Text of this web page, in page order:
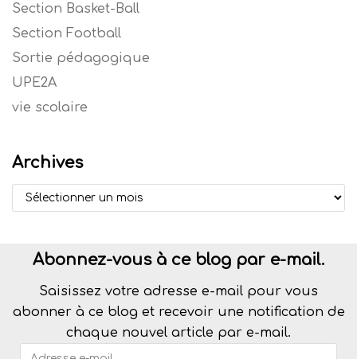
Section Basket-Ball
Section Football
Sortie pédagogique
UPE2A
vie scolaire
Archives
Abonnez-vous à ce blog par e-mail.
Saisissez votre adresse e-mail pour vous
abonner à ce blog et recevoir une notification de
chaque nouvel article par e-mail.